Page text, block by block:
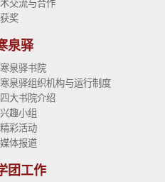
交流与合作
奖
泉驿
寒泉驿书院
寒泉驿组织机构与运行制度
四大书院介绍
兴趣小组
精彩活动
媒体报道
团工作